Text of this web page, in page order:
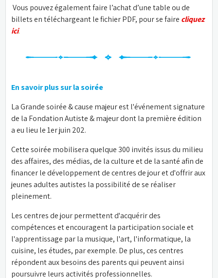
Vous pouvez également faire l’achat d’une table ou de
billets en téléchargeant le fichier PDF, pour se faire cliquez
ici.
En savoir plus sur la soirée
La Grande soirée & cause majeur est l'événement signature
de la Fondation Autiste & majeur dont la première édition
a eu lieu le 1er juin 202.
Cette soirée mobilisera quelque 300 invités issus du milieu
des affaires, des médias, de la culture et de la santé afin de
financer le développement de centres de jour et d'offrir aux
jeunes adultes autistes la possibilité de se réaliser
pleinement.
Les centres de jour permettent d'acquérir des
compétences et encouragent la participation sociale et
l'apprentissage par la musique, l'art, l'informatique, la
cuisine, les études, par exemple. De plus, ces centres
répondent aux besoins des parents qui peuvent ainsi
poursuivre leurs activités professionnelles.